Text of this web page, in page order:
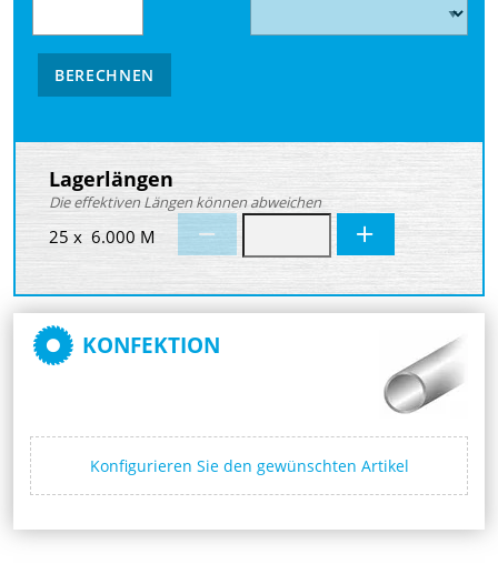
BERECHNEN
Lagerlängen
Die effektiven Längen können abweichen
25 x 6.000 M
KONFEKTION
Konfigurieren Sie den gewünschten Artikel